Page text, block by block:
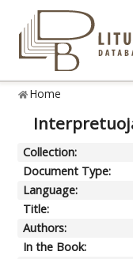
Home
Collection:
Document Type:
Language:
Title:
Authors:
In the Book: